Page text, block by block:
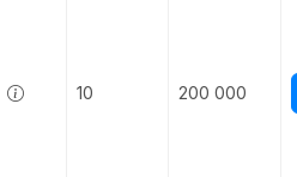
10 200 000